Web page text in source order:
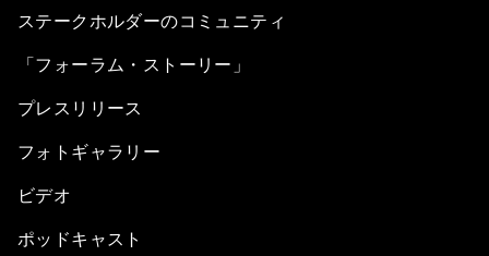
ステークホルダーのコミュニティ
「フォーラム・ストーリー」
プレスリリース
フォトギャラリー
ビデオ
ポッドキャスト